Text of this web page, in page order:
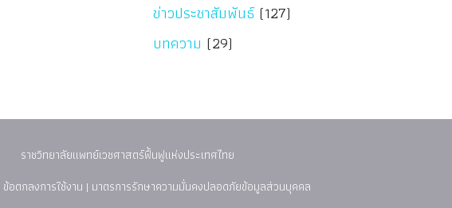
ข่าวประชาสัมพันธ์(127)
บทความ (29)
ราชวิทยาลัยแพทย์เวชศาสตร์ฟื้นฟูแห่งประเทศไทย
ข้อตกลงการใช้งาน | มาตรการรักษาความมั่นคงปลอดภัยข้อมูลส่วนบุคคล